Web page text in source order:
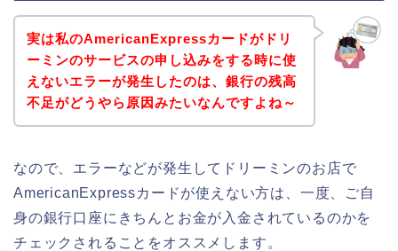
実は私のAmericanExpressカードがドリ
ーミンのサービスの申し込みをする時に使
えないエラーが発生したのは、銀行の残高
不足がどうやら原因みたいなんですよね～
なので、エラーなどが発生してドリーミンのお店で
AmericanExpressカードが使えない方は、一度、ご自
身の銀行口座にきちんとお金が入金されているのかを
チェックされることをオススメします。